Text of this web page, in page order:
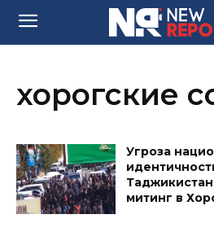
хорогские
Угроза
митинг в